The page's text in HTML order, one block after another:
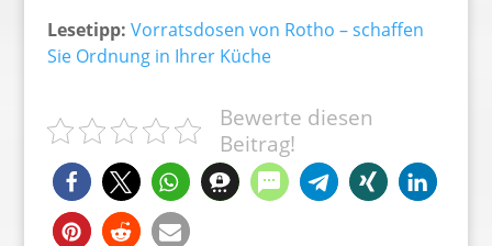
Lesetipp: Vorratsdosen von Rotho – schaffen
Sie Ordnung in Ihrer Küche
Bewerte diesen
Beitrag!